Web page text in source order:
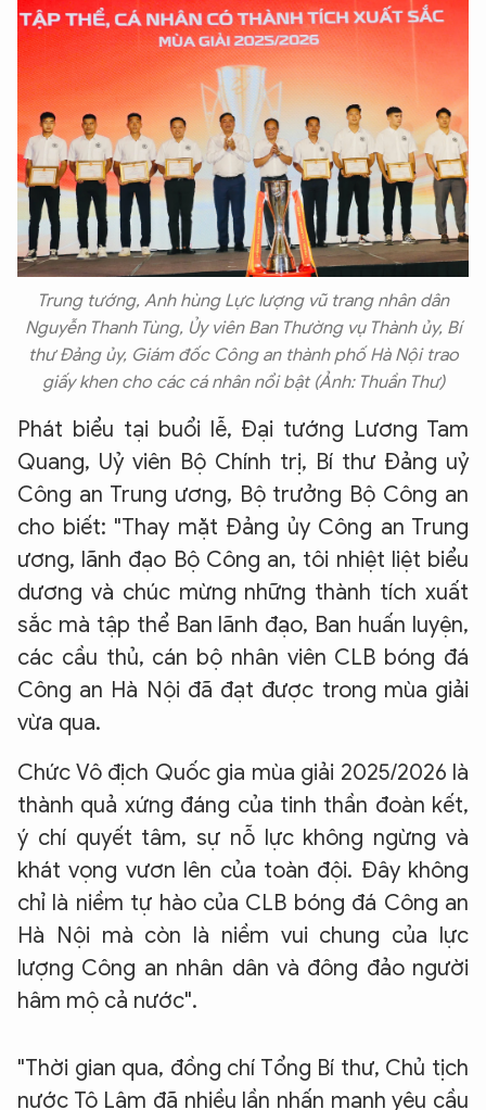
Trung tướng, Anh hùng Lực lượng vũ trang nhân dân
Nguyễn Thanh Tùng, Ủy viên Ban Thường vụ Thành ủy, Bí
thư Đảng ủy, Giám đốc Công an thành phố Hà Nội trao
giấy khen cho các cá nhân nổi bật (Ảnh: Thuần Thư)
Phát biểu tại buổi lễ, Đại tướng Lương Tam
Quang, Uỷ viên Bộ Chính trị, Bí thư Đảng uỷ
Công an Trung ương, Bộ trưởng Bộ Công an
cho biết: "Thay mặt Đảng ủy Công an Trung
ương, lãnh đạo Bộ Công an, tôi nhiệt liệt biểu
dương và chúc mừng những thành tích xuất
sắc mà tập thể Ban lãnh đạo, Ban huấn luyện,
các cầu thủ, cán bộ nhân viên CLB bóng đá
Công an Hà Nội đã đạt được trong mùa giải
vừa qua.
Chức Vô địch Quốc gia mùa giải 2025/2026 là
thành quả xứng đáng của tinh thần đoàn kết,
ý chí quyết tâm, sự nỗ lực không ngừng và
khát vọng vươn lên của toàn đội. Đây không
chỉ là niềm tự hào của CLB bóng đá Công an
Hà Nội mà còn là niềm vui chung của lực
lượng Công an nhân dân và đông đảo người
hâm mộ cả nước".
"Thời gian qua, đồng chí Tổng Bí thư, Chủ tịch
nước Tô Lâm đã nhiều lần nhấn mạnh yêu cầu